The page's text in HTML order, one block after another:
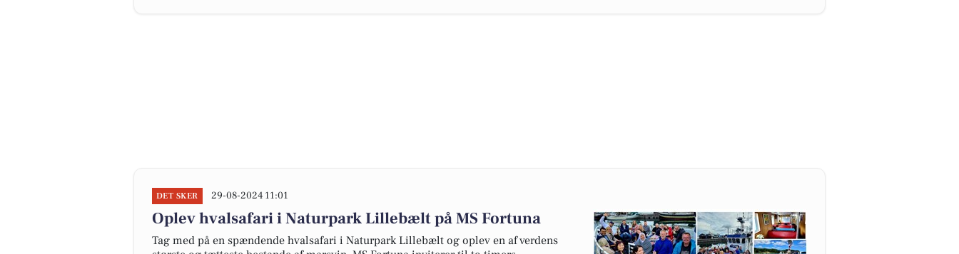
DET SKER 29-08-2024 11:01
Oplev hvalsafari i Naturpark Lillebælt på MS Fortuna
Tag med på en spændende hvalsafari i Naturpark Lillebælt og oplev en af verdens